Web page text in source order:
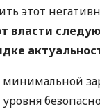
этот
власти